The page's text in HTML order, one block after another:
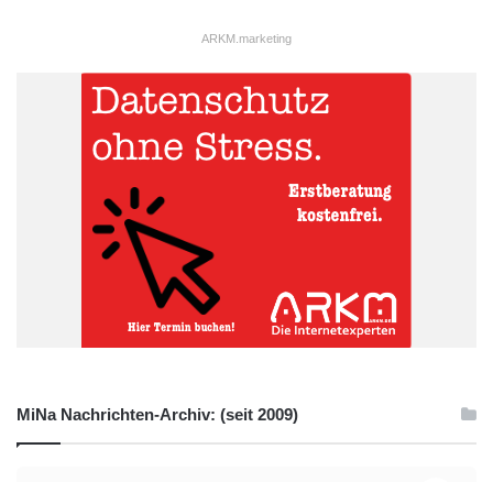
ARKM.marketing
MiNa Nachrichten-Archiv: (seit 2009)